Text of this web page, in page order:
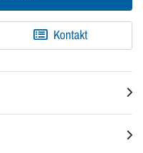
Kontakt